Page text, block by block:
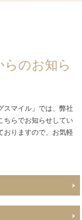
のお知ら
スマイル」では、弊社
ちらでお知らせしてい
おりますので、お気軽